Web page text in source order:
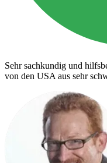
Sehr sachkundig und
von den USA aus sehr